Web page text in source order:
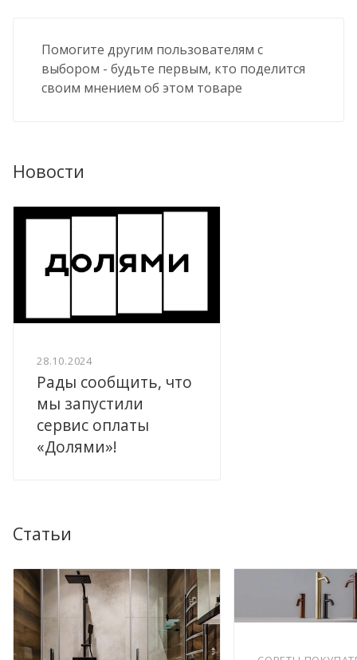
Помогите другим пользователям с
выбором - будьте первым, кто поделится
своим мнением об этом товаре
Новости
28.10.2024
Рады сообщить, что
мы запустили
сервис оплаты
«Долями»!
Статьи